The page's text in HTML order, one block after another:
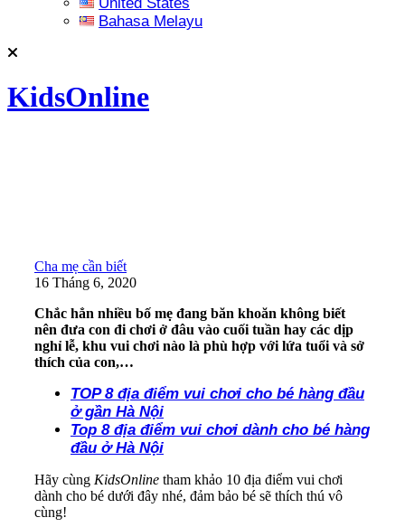
Bahasa Melayu
KidsOnline
Cha mẹ cần biết
16 Tháng 6, 2020
Chắc hẳn nhiều bố mẹ đang băn khoăn không biết
nên đưa con đi chơi ở đâu vào cuối tuần hay các dịp
nghỉ lễ, khu vui chơi nào là phù hợp với lứa tuổi và sở
thích của con,…
TOP 8 địa điểm vui chơi cho bé hàng đầu
ở gần Hà Nội
Top 8 địa điểm vui chơi dành cho bé hàng
đầu ở Hà Nội
Hãy cùng KidsOnline tham khảo 10 địa điểm vui chơi
dành cho bé dưới đây nhé, đảm bảo bé sẽ thích thú vô
cùng!